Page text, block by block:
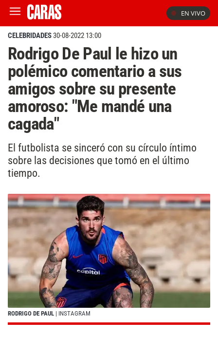
EN VIVO
CELEBRIDADES30-08-2022 13:00
Rodrigo De Paul le hizo un
polémico comentario a sus
amigos sobre su presente
amoroso: "Me mandé una
cagada"
El futbolista se sinceró con su círculo íntimo
sobre las decisiones que tomó en el último
tiempo.
RODRIGO DE PAUL | INSTAGRAM